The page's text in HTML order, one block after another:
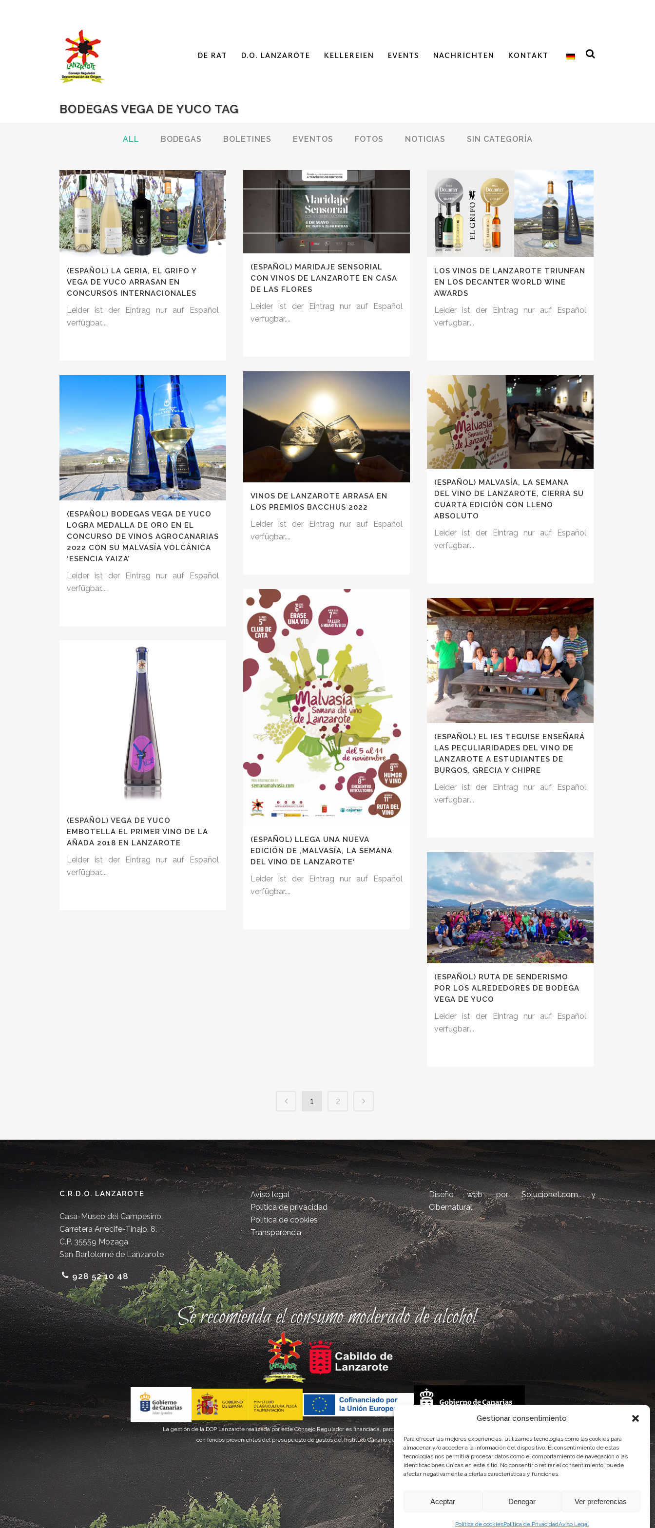
Gestionar consentimiento
Para ofrecer las mejores experiencias, utilizamos tecnologías como las cookies para
almacenar y/o acceder a la información del dispositivo. El consentimiento de estas
tecnologías nos permitirá procesar datos como el comportamiento de navegación o las
identificaciones únicas en este sitio. No consentir o retirar el consentimiento, puede
afectar negativamente a ciertas características y funciones.
Aceptar Denegar Ver preferencias
Política de cookiesPolítica de PrivacidadAviso Legal
DE RAT D.O. LANZAROTE KELLEREIEN EVENTS NACHRICHTEN KONTAKT
BODEGAS VEGA DE YUCO TAG
ALL BODEGAS BOLETINES EVENTOS FOTOS NOTICIAS SIN CATEGORÍA
(ESPAÑOL) LA GERIA, EL GRIFO Y
VEGA DE YUCO ARRASAN EN
CONCURSOS INTERNACIONALES
Leider ist der Eintrag nur auf Español
verfügbar....
(ESPAÑOL) MARIDAJE SENSORIAL
CON VINOS DE LANZAROTE EN CASA
DE LAS FLORES
Leider ist der Eintrag nur auf Español
verfügbar....
LOS VINOS DE LANZAROTE TRIUNFAN
EN LOS DECANTER WORLD WINE
AWARDS
Leider ist der Eintrag nur auf Español
verfügbar....
VINOS DE LANZAROTE ARRASA EN
LOS PREMIOS BACCHUS 2022
Leider ist der Eintrag nur auf Español
verfügbar....
(ESPAÑOL) BODEGAS VEGA DE YUCO
LOGRA MEDALLA DE ORO EN EL
CONCURSO DE VINOS AGROCANARIAS
2022 CON SU MALVASÍA VOLCÁNICA
‘ESENCIA YAIZA’
Leider ist der Eintrag nur auf Español
verfügbar....
(ESPAÑOL) MALVASÍA, LA SEMANA
DEL VINO DE LANZAROTE, CIERRA SU
CUARTA EDICIÓN CON LLENO
ABSOLUTO
Leider ist der Eintrag nur auf Español
verfügbar....
(ESPAÑOL) LLEGA UNA NUEVA
EDICIÓN DE ‚MALVASÍA, LA SEMANA
DEL VINO DE LANZAROTE‘
Leider ist der Eintrag nur auf Español
verfügbar....
(ESPAÑOL) EL IES TEGUISE ENSEÑARÁ
LAS PECULIARIDADES DEL VINO DE
LANZAROTE A ESTUDIANTES DE
BURGOS, GRECIA Y CHIPRE
Leider ist der Eintrag nur auf Español
verfügbar....
(ESPAÑOL) VEGA DE YUCO
EMBOTELLA EL PRIMER VINO DE LA
AÑADA 2018 EN LANZAROTE
Leider ist der Eintrag nur auf Español
verfügbar....
(ESPAÑOL) RUTA DE SENDERISMO
POR LOS ALREDEDORES DE BODEGA
VEGA DE YUCO
Leider ist der Eintrag nur auf Español
verfügbar....
1 2
C.R.D.O. LANZAROTE
Casa-Museo del Campesino.
Carretera Arrecife-Tinajo, 8.
C.P. 35559 Mozaga
San Bartolomé de Lanzarote
928 52 10 48
Aviso legal
Política de privacidad
Política de cookies
Transparencia
Diseño web porSolucionet.comy
Cibernatural
Se recomienda el consumo moderado de alcohol
La gestión de la DOP Lanzarote realizada por este Consejo Regulador es financiada, parcialmente, por el Gobierno de Canarias
con fondos provenientes del presupuesto de gastos del Instituto Canario de Calidad Agroalimentaria